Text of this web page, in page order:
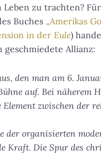
zu trachten?
Buches „Amerikas
in der Eule)
geschmiedete Allianz:
den man am 6.
auf. Bei näherem
zwischen der
der organisierten
Kraft. Die Spur des